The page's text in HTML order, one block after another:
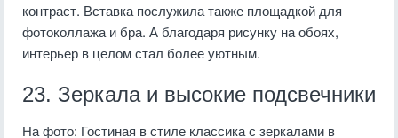
контраст. Вставка послужила также площадкой для
фотоколлажа и бра. А благодаря рисунку на обоях,
интерьер в целом стал более уютным.
23. Зеркала и высокие подсвечники
На фото: Гостиная в стиле классика с зеркалами в